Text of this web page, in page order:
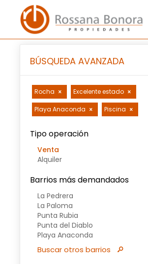
BÚSQUEDA AVANZADA
Rocha Excelente estado
Playa Anaconda Piscina
Tipo operación
Venta
Alquiler
Barrios más demandados
La Pedrera
La Paloma
Punta Rubia
Punta del Diablo
Playa Anaconda
Buscar otros barrios